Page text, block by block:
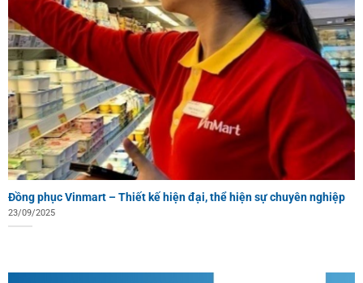
Đồng phục Vinmart – Thiết kế hiện đại, thể hiện sự chuyên nghiệp
23/09/2025